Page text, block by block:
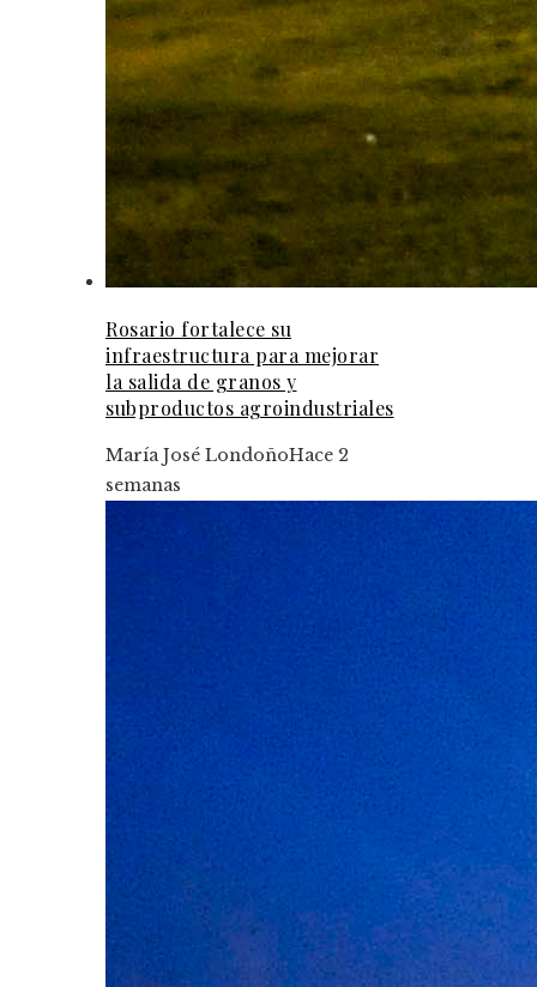
Rosario fortalece su
infraestructura para mejorar
la salida de granos y
subproductos agroindustriales
María José LondoñoHace 2
semanas